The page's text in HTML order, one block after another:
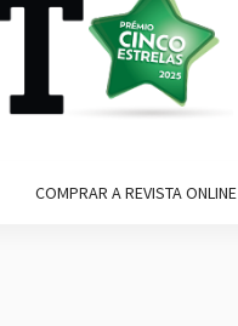
COMPRAR A REVISTA ONLINE